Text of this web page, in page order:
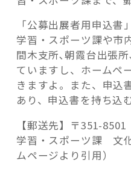
「公募出展者用申込
学習・スポーツ課や市
間木支所､朝霞台出張
ていますし、ホームペ
きますよ。また、申込
あり、申込書を持ち込
【郵送先】〒351-
学習・スポーツ課 文
ムページより引用）